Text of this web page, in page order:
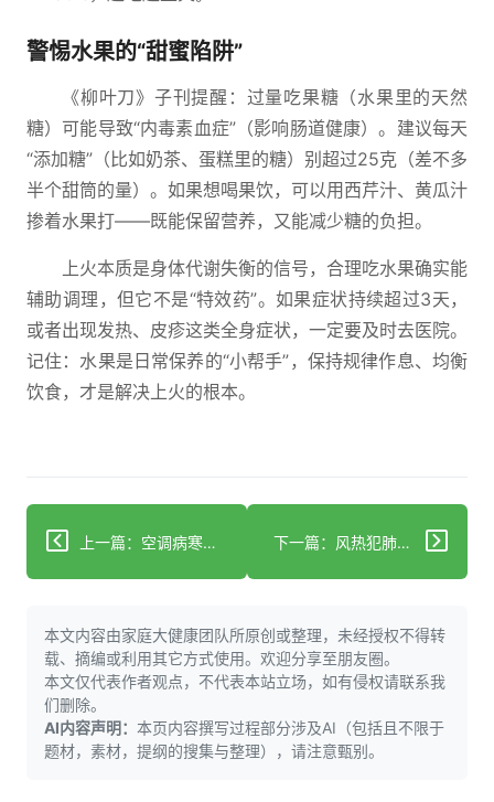
警惕水果的“甜蜜陷阱”
《柳叶刀》子刊提醒：过量吃果糖（水果里的天然
糖）可能导致“内毒素血症”（影响肠道健康）。建议每天
“添加糖”（比如奶茶、蛋糕里的糖）别超过25克（差不多
半个甜筒的量）。如果想喝果饮，可以用西芹汁、黄瓜汁
掺着水果打——既能保留营养，又能减少糖的负担。
上火本质是身体代谢失衡的信号，合理吃水果确实能
辅助调理，但它不是“特效药”。如果症状持续超过3天，
或者出现发热、皮疹这类全身症状，一定要及时去医院。
记住：水果是日常保养的“小帮手”，保持规律作息、均衡
饮食，才是解决上火的根本。
上一篇：空调病寒湿痛经？中医四联方案改善循环暖宫止痛 下一篇：风热犯肺如何应对？中医解析感冒分类与科学调护
本文内容由家庭大健康团队所原创或整理，未经授权不得转
载、摘编或利用其它方式使用。欢迎分享至朋友圈。
本文仅代表作者观点，不代表本站立场，如有侵权请联系我
们删除。
AI内容声明： 本页内容撰写过程部分涉及AI（包括且不限于
题材，素材，提纲的搜集与整理），请注意甄别。